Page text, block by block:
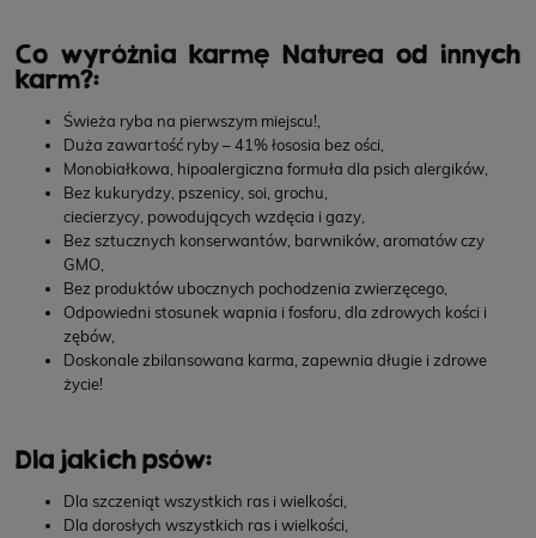
Co wyróżnia karmę Naturea od innych
karm?:
Świeża ryba na pierwszym miejscu!,
Duża zawartość ryby – 41% łososia bez ości,
Monobiałkowa, hipoalergiczna formuła dla psich alergików,
Bez kukurydzy, pszenicy, soi, grochu,
ciecierzycy, powodujących wzdęcia i gazy,
Bez sztucznych konserwantów, barwników, aromatów czy
GMO,
Bez produktów ubocznych pochodzenia zwierzęcego,
Odpowiedni stosunek wapnia i fosforu, dla zdrowych kości i
zębów,
Doskonale zbilansowana karma, zapewnia długie i zdrowe
życie!
Dla jakich psów:
Dla szczeniąt wszystkich ras i wielkości,
Dla dorosłych wszystkich ras i wielkości,